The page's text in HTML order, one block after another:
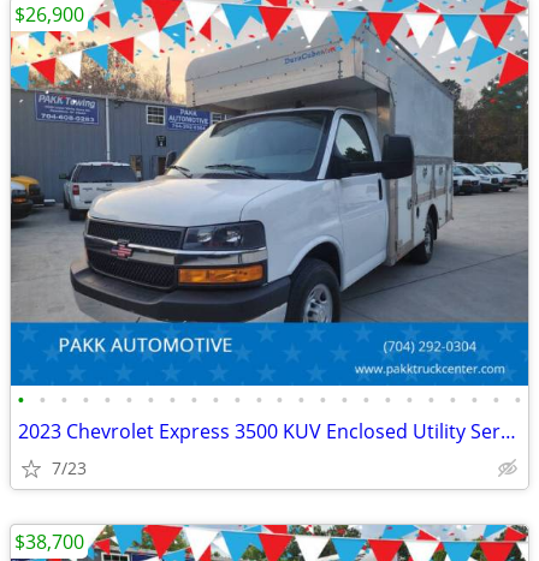
• • • • • • • • • • • • • • • • • • • • • • • •
2023 Chevrolet Express 3500 KUV Enclosed Utility Service Plumber Truck
7/23
$26,900
$38,700